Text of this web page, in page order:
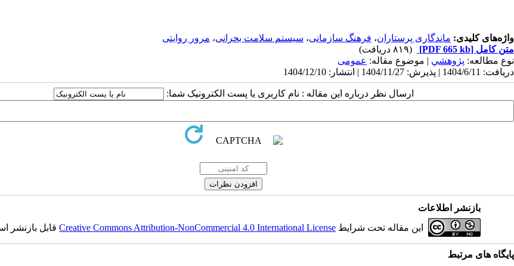
واژه‌های کلیدی: ماندگاری پرستاران، فرهنگ سازمانی، سیستم سلامت بحرانی، مرور روایتی
متن کامل [PDF 665 kb]
(۸۱۹ دریافت)
نوع مطالعه: پژوهشي | موضوع مقاله: عمومى
دریافت: 1404/6/11 | پذیرش: 1404/11/27 | انتشار: 1404/12/10
ارسال نظر درباره این مقاله : نام کاربری یا پست الکترونیک شما:
بازنشر اطلاعات
این مقاله تحت شرایط Creative Commons Attribution-NonCommercial 4.0 International Licenseقابل بازنشر
پایگاه های مرتبط